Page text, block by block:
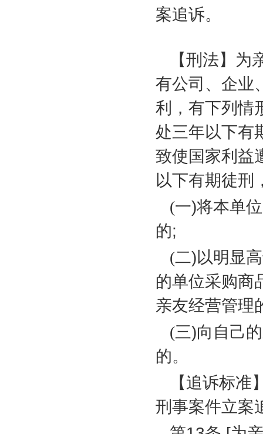
案追诉。
【刑法】
有公司、企业
利，有下列情
处三年以下有
致使国家利益
以下有期徒刑
(一)将本单
的;
(二)以明显
的单位采购商
亲友经营管理
(三)向自己
的。
【追诉标
刑事案件立案